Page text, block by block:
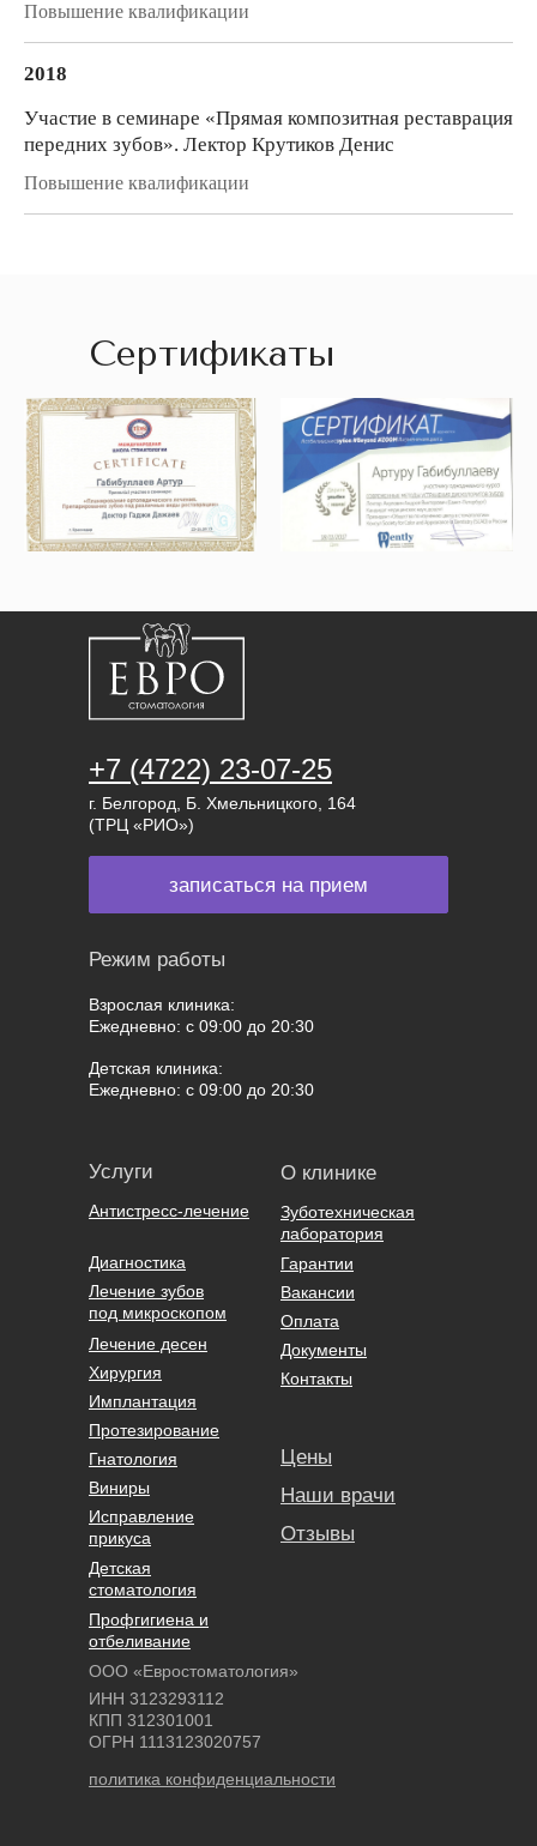
Повышение квалификации
2018
Участие в семинаре «Прямая композитная реставрация
передних зубов». Лектор Крутиков Денис
Повышение квалификации
Сертификаты
ООО «Евростоматология»
политика конфиденциальности
ИНН 3123293112
КПП 312301001
ОГРН 1113123020757
Взрослая клиника:
Ежедневно: с 09:00 до 20:30
Детская клиника:
Ежедневно: с 09:00 до 20:30
Режим работы
г. Белгород, Б. Хмельницкого, 164
(ТРЦ «РИО»)
+7 (4722) 23-07-25
записаться на прием
Антистресс-лечение
Диагностика
Лечение зубов
под микроскопом
Лечение десен
Хирургия
Имплантация
Протезирование
Гнатология
Исправление
прикуса
Виниры
Профгигиена и
отбеливание
Детская
стоматология
Услуги
Зуботехническая
лаборатория
Гарантии
Вакансии
Оплата
Документы
О клинике
Цены
Наши врачи
Отзывы
Контакты